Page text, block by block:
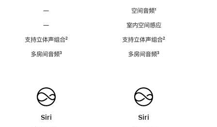
—
—
支持立体声组合脚
²
多房间音频脚
³
Siri
空间音频脚
¹
室内空间感应
支持立体声组合脚
²
多房间音频脚
³
Siri